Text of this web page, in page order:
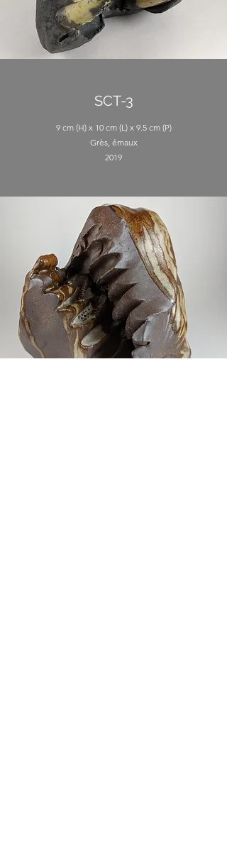
SCT-3
9 cm (H) x 10 cm (L) x 9.5 cm (P)
Grès, émaux
2019